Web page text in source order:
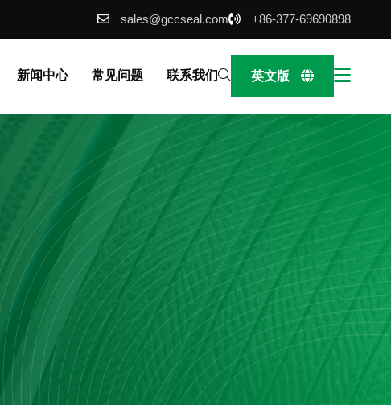
sales@gccseal.com +86-377-69690898
新闻中心 常见问题 联系我们 英文版